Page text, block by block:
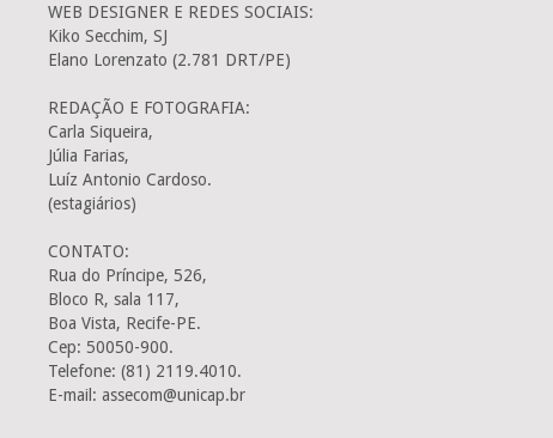
WEB DESIGNER E REDES SOCIAIS:
Kiko Secchim, SJ
Elano Lorenzato (2.781 DRT/PE)
REDAÇÃO E FOTOGRAFIA:
Carla Siqueira,
Júlia Farias,
Luíz Antonio Cardoso.
(estagiários)
CONTATO:
Rua do Príncipe, 526,
Bloco R, sala 117,
Boa Vista, Recife-PE.
Cep: 50050-900.
Telefone: (81) 2119.4010.
E-mail: assecom@unicap.br